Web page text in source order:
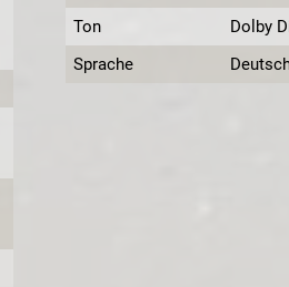
Ton
Dolby
Sprache